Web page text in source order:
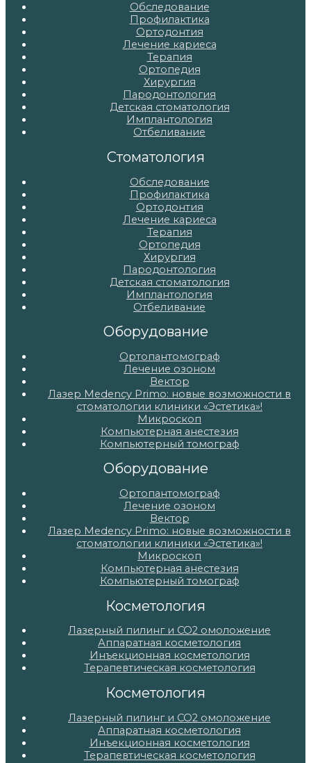
Обследование
Профилактика
Ортодонтия
Лечение кариеса
Терапия
Ортопедия
Хирургия
Пародонтология
Детская стоматология
Имплантология
Отбеливание
Стоматология
Обследование
Профилактика
Ортодонтия
Лечение кариеса
Терапия
Ортопедия
Хирургия
Пародонтология
Детская стоматология
Имплантология
Отбеливание
Оборудование
Ортопантомограф
Лечение озоном
Вектор
Лазер Medency Primo: новые возможности в
стоматологии клиники «Эстетика»!
Микроскоп
Компьютерная анестезия
Компьютерный томограф
Оборудование
Ортопантомограф
Лечение озоном
Вектор
Лазер Medency Primo: новые возможности в
стоматологии клиники «Эстетика»!
Микроскоп
Компьютерная анестезия
Компьютерный томограф
Косметология
Лазерный пилинг и СО2 омоложение
Аппаратная косметология
Инъекционная косметология
Терапевтическая косметология
Косметология
Лазерный пилинг и СО2 омоложение
Аппаратная косметология
Инъекционная косметология
Терапевтическая косметология